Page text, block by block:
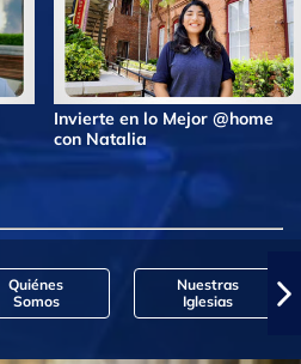
Invierte en lo Mejor @home
con Natalia
Quiénes
Somos
Nuestras
Iglesias